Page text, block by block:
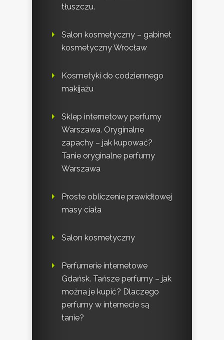
tłuszczu.
Salon kosmetyczny – gabinet
kosmetyczny Wrocław
Kosmetyki do codziennego
makijażu
Sklep internetowy perfumy
Warszawa. Oryginalne
zapachy – jak kupować?
Tanie oryginalne perfumy
Warszawa
Proste obliczenie prawidłowej
masy ciała
Salon kosmetyczny
Perfumerie internetowe
Gdańsk. Tańsze perfumy – jak
można je kupić? Dlaczego
perfumy w internecie są
tanie?